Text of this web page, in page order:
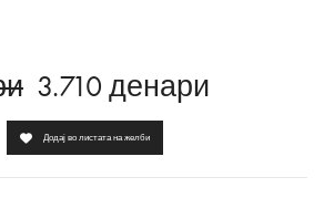
3.710 денари
Додај во листата на желби